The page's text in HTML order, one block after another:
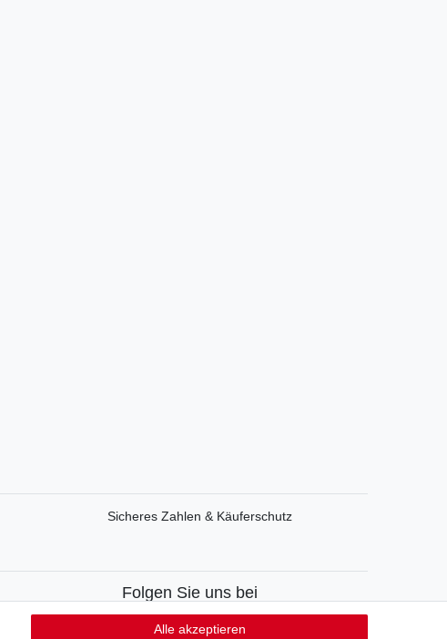
Sicheres Zahlen & Käuferschutz
Folgen Sie uns bei
Facebook
InstagramAlle akzeptieren